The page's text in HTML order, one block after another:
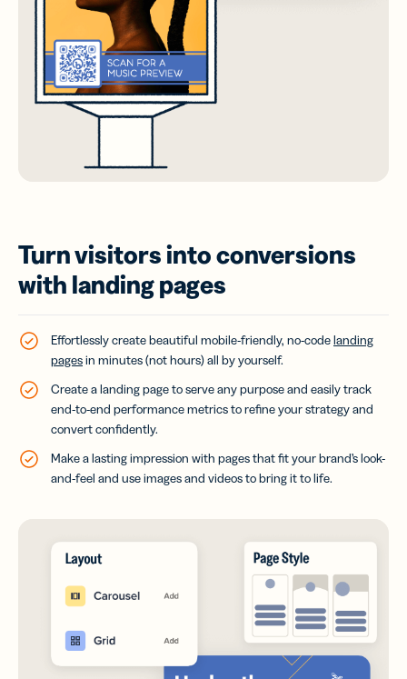
Turn visitors into conversions
with landing pages
Effortlessly create beautiful mobile-friendly, no-codelanding
pagesin minutes (not hours) all by yourself.
Create a landing page to serve any purpose and easily track
end-to-end performance metrics to refine your strategy and
convert confidently.
Make a lasting impression with pages that fit your brand’s look-
and-feel and use images and videos to bring it to life.